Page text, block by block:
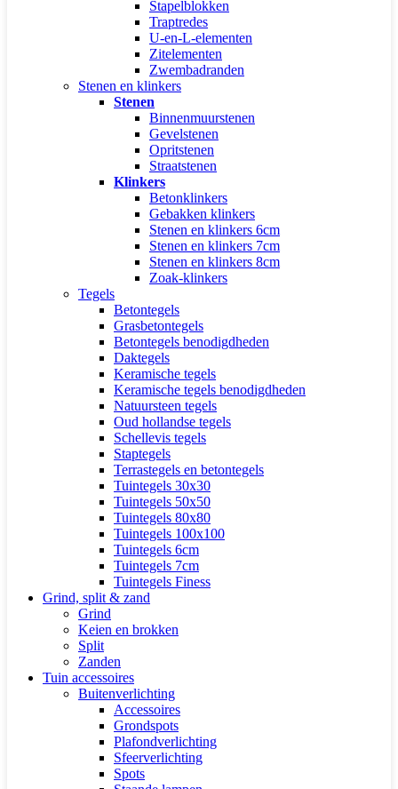
Stapelblokken
Traptredes
U-en-L-elementen
Zitelementen
Zwembadranden
Stenen en klinkers
Stenen
Binnenmuurstenen
Gevelstenen
Opritstenen
Straatstenen
Klinkers
Betonklinkers
Gebakken klinkers
Stenen en klinkers 6cm
Stenen en klinkers 7cm
Stenen en klinkers 8cm
Zoak-klinkers
Tegels
Betontegels
Grasbetontegels
Betontegels benodigdheden
Daktegels
Keramische tegels
Keramische tegels benodigdheden
Natuursteen tegels
Oud hollandse tegels
Schellevis tegels
Staptegels
Terrastegels en betontegels
Tuintegels 30x30
Tuintegels 50x50
Tuintegels 80x80
Tuintegels 100x100
Tuintegels 6cm
Tuintegels 7cm
Tuintegels Finess
Grind, split & zand
Grind
Keien en brokken
Split
Zanden
Tuin accessoires
Buitenverlichting
Accessoires
Grondspots
Plafondverlichting
Sfeerverlichting
Spots